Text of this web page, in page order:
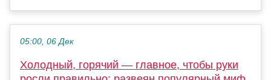
05:00, 06 Дек
Холодный, горячий — главное, чтобы руки